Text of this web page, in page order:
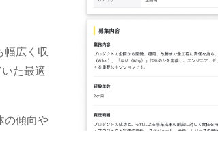
幅広く収
た最適
の傾向や